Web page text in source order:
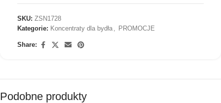
SKU: ZSN1728
Kategorie: Koncentraty dla bydła PROMOCJE
Share:
Podobne produkty